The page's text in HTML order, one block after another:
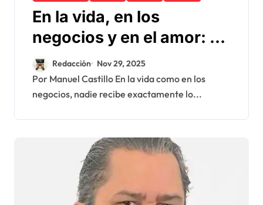
En la vida, en los
negocios y en el amor: no
tienes lo que mereces,
tienes lo que negocias
Redacción Nov 29, 2025
Por Manuel Castillo En la vida como en los
negocios, nadie recibe exactamente lo...